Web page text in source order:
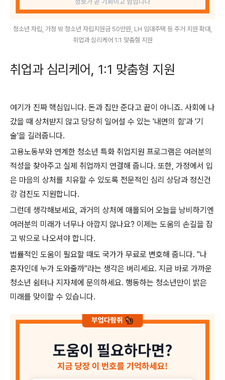
청소년 자립, 가정 밖 청소년 자립지원금 50만원, LH 임대주택 등 주거 지원 확대,
취업과 심리케어 1:1 맞춤형 지원
취업과 심리케어, 1:1 맞춤형 지원
여기가 진짜 핵심입니다. 돈과 집만 준다고 끝이 아니죠. 사회에 나
갔을 때 상처받지 않고 당당히 일어설 수 있는 '내면의 힘'과 '기
술'을 길러줍니다.
고용노동부와 연계한 청소년 특화 취업지원 프로그램은 여러분의
적성을 찾아주고 실제 취업까지 연결해 줍니다. 또한, 가정에서 입
은 마음의 상처를 치유할 수 있도록 전문적인 심리 상담과 정신건
강 검진도 지원합니다.
그런데 생각해보세요, 과거의 상처에 매몰되어 오늘을 낭비하기엔
여러분의 미래가 너무나 아깝지 않나요? 이제는 도움의 손길을 잡
고 밖으로 나오셔야 합니다.
법률적인 도움이 필요할 때도 국가가 무료로 변호해 줍니다. "나
혼자인데 누가 도와줄까"라는 생각은 버리세요. 지금 바로 가까운
청소년 쉼터나 지자체에 문의하세요. 행동하는 청소년만이 밝은
미래를 맞이할 수 있습니다.